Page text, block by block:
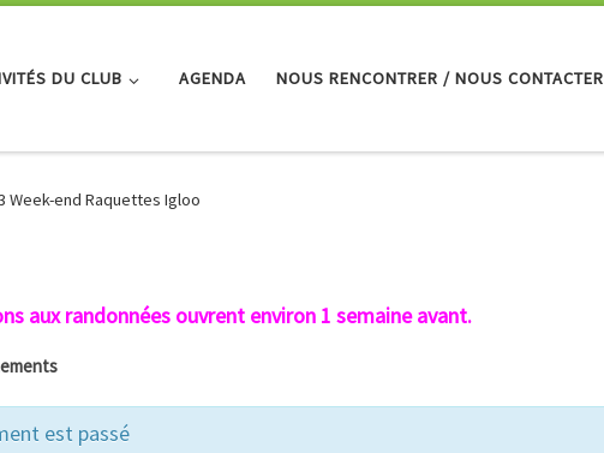
DU CLUB AGENDA NOUS RENCONTRER / NOUS CONTACTER
Week-end Raquettes Igloo
aux randonnées ouvrent environ 1 semaine avant.
est passé